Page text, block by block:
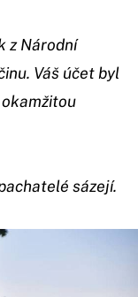
z Národní
Váš účet byl
sázejí.